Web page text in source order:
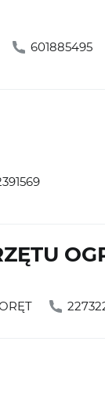
601885495